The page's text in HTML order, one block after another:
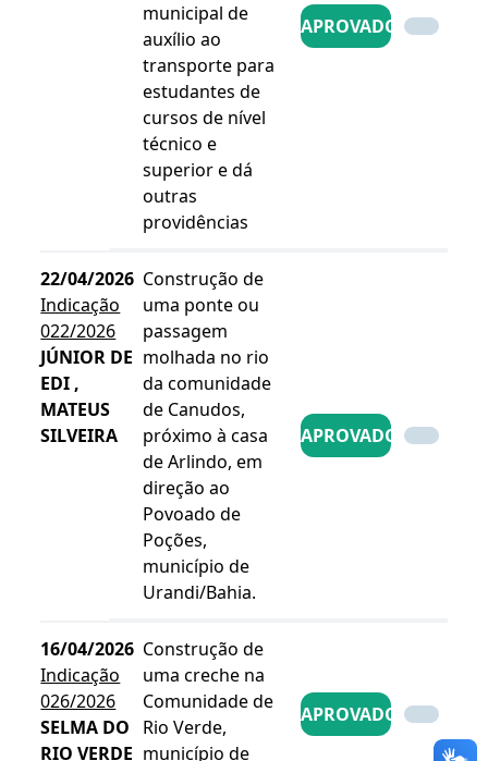
municipal de
auxílio ao
transporte para
estudantes de
cursos de nível
técnico e
superior e dá
outras
providências
APROVADO
22/04/2026
Indicação
022/2026
JÚNIOR DE
EDI ,
MATEUS
SILVEIRA
Construção de
uma ponte ou
passagem
molhada no rio
da comunidade
de Canudos,
próximo à casa
de Arlindo, em
direção ao
Povoado de
Poções,
município de
Urandi/Bahia.
APROVADO
16/04/2026
Indicação
026/2026
SELMA DO
RIO VERDE
Construção de
uma creche na
Comunidade de
Rio Verde,
município de
APROVADO